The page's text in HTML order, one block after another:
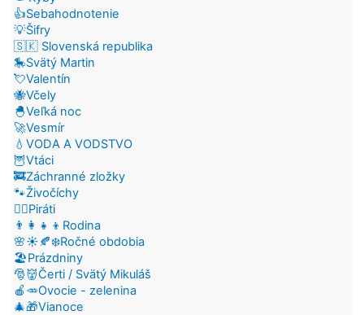
👍Sebahodnotenie
💡Šifry
🇸🇰 Slovenská republika
🎠Svätý Martin
💘Valentín
🐝Včely
🐣Veľká noc
🚀Vesmír
💧VODA A VODSTVO
🦉Vtáci
🚒Záchranné zložky
🐾Živočíchy
🏴‍☠️Piráti
👨‍👩‍👧‍👦Rodina
🌸☀️🍂❄️Ročné obdobia
🏖️Prázdniny
🎅👹Čerti / Svätý Mikuláš
🍎🥕Ovocie - zelenina
🎄🎁Vianoce